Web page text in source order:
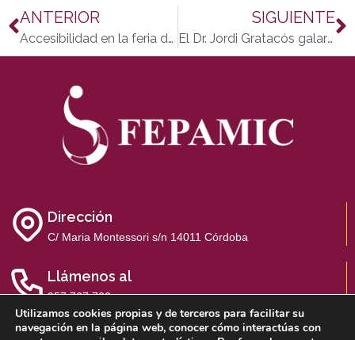
ANTERIOR
Accesibilidad en la feria de Córdoba 2015
SIGUIENTE
El Dr. Jordi Gratacós galardonado por ACEADE por su labor de investigación en artritis psoriásica y su trabajo en la campaña No le des la Espalda
Dirección
C/ Maria Montessori s/n 14011 Córdoba
Llámenos al
957 767 700
Utilizamos cookies propias y de terceros para facilitar su
navegación en la página web, conocer cómo interactúas con